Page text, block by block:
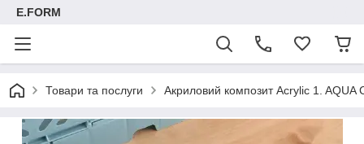
E.FORM
Товари та послуги Акриловий композит Acrylic 1. AQUA